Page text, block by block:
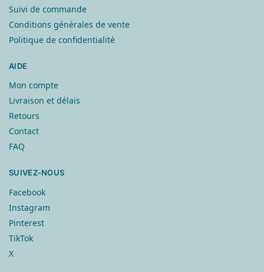
Suivi de commande
Conditions générales de vente
Politique de confidentialité
AIDE
Mon compte
Livraison et délais
Retours
Contact
FAQ
SUIVEZ-NOUS
Facebook
Instagram
Pinterest
TikTok
X